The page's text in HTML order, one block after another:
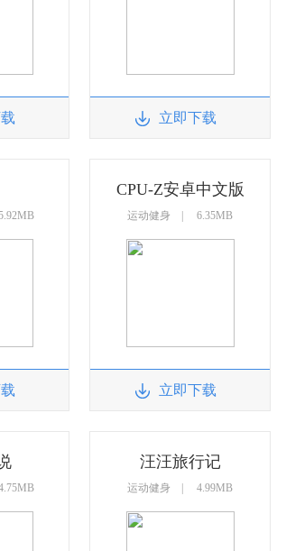
立即下载
CPU-Z安卓中文版
运动健身 | 6.35MB
立即下载
汪汪旅行记
运动健身 | 4.99MB